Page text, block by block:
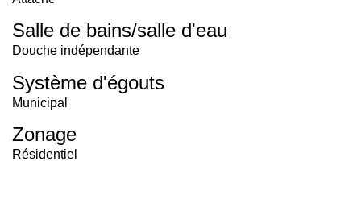
Salle de bains/salle d'eau
Douche indépendante
Système d'égouts
Municipal
Zonage
Résidentiel